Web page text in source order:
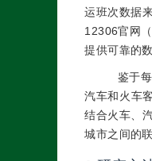
运班次数据
12306官网（
提供可靠的
鉴于
汽车和火车
结合火车、
城市之间的